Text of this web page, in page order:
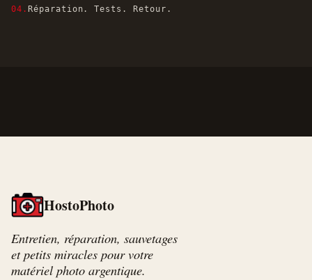
04. Réparation. Tests. Retour.
HostoPhoto
Entretien, réparation, sauvetages
et petits miracles pour votre
matériel photo argentique.